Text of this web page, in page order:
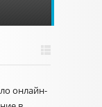
онлайн-